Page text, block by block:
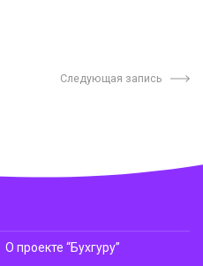
Следующая запись
О проекте “Бухгуру”